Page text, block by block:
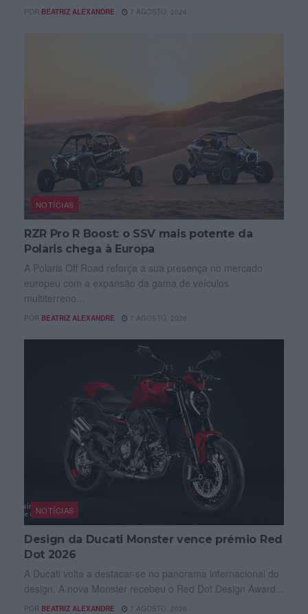
POR BEATRIZ ALEXANDRE 7 AGOSTO, 2026
NOTÍCIAS
RZR Pro R Boost: o SSV mais potente da
Polaris chega à Europa
A Polaris Off Road reforça a sua presença no mercado
europeu com a expansão da gama de veículos
multiterreno...
POR BEATRIZ ALEXANDRE 7 AGOSTO, 2026
NOTÍCIAS
Design da Ducati Monster vence prémio Red
Dot 2026
A Ducati volta a destacar-se no panorama internacional do
design. A nova Monster recebeu o Red Dot Design Award...
POR BEATRIZ ALEXANDRE 7 AGOSTO, 2026